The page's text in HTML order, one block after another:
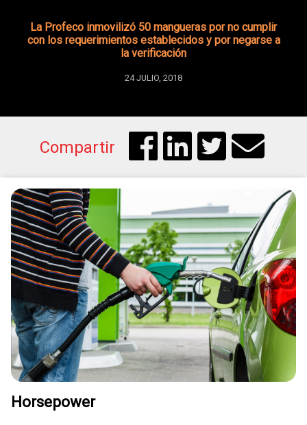
La Profeco inmovilizó 50 mangueras por no cumplir
con los requerimientos establecidos y por negarse a
la verificación
24 JULIO, 2018
Compartir
Horsepower